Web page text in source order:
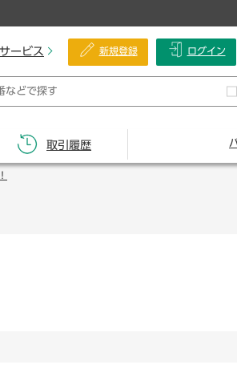
ービス 新規登録 ログイン
取引履歴